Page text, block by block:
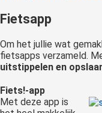
Fietsapp
Om het jullie wat
fietsapps verzameld.
uitstippelen en
Fiets!-app
Met deze app is